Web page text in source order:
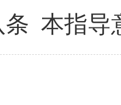
本指导